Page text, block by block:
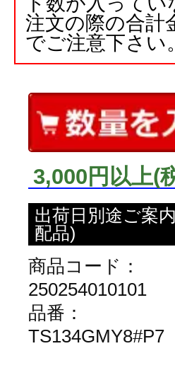
注文の際の合計
でご注意下さい。
3,000円以上(
出荷日別途ご案
配品)
商品コード：
250254010101
品番：
TS134GMY8#P7